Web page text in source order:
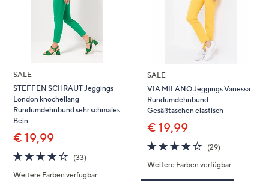
SALE
STEFFEN SCHRAUT Jeggings
London knöchellang
Rundumdehnbund sehr schmales
Bein
€ 19,99
4.1
von
5
(33)33
Weitere Farben verfügbar
SALE
VIA MILANO Jeggings Vanessa
Rundumdehnbund
Gesäßtaschen elastisch
€ 19,99
4.1
von
5
(29)29
Weitere Farben verfügbar